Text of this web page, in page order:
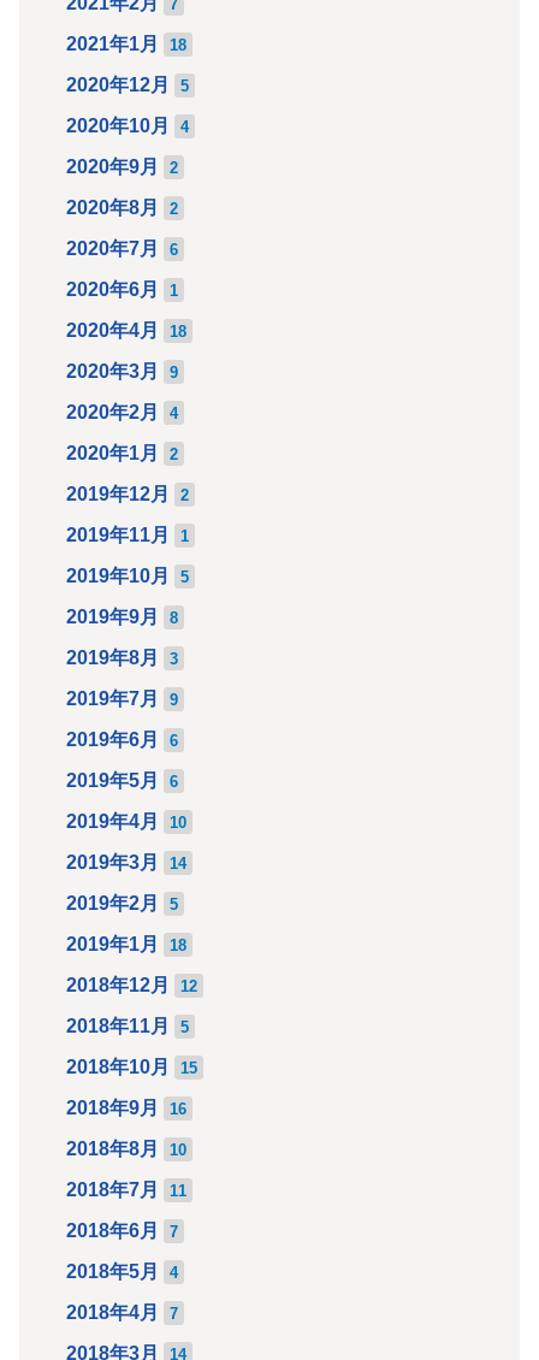
7
2021年1月 18
2020年12月 5
2020年10月 4
2020年9月 2
2020年8月 2
2020年7月 6
2020年6月 1
2020年4月 18
2020年3月 9
2020年2月 4
2020年1月 2
2019年12月 2
2019年11月 1
2019年10月 5
2019年9月 8
2019年8月 3
2019年7月 9
2019年6月 6
2019年5月 6
2019年4月 10
2019年3月 14
2019年2月 5
2019年1月 18
2018年12月 12
2018年11月 5
2018年10月 15
2018年9月 16
2018年8月 10
2018年7月 11
2018年6月 7
2018年5月 4
2018年4月 7
2018年3月 14